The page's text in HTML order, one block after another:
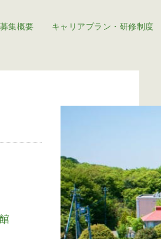
集概要 キャリアプラン・研修制度